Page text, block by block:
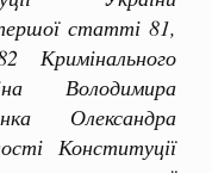
статті 81,
Кримінального
Володимира
Олександра
Конституції